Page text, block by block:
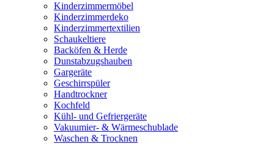
Kinderzimmermöbel
Kinderzimmerdeko
Kinderzimmertextilien
Schaukeltiere
Backöfen & Herde
Dunstabzugshauben
Gargeräte
Geschirrspüler
Handtrockner
Kochfeld
Kühl- und Gefriergeräte
Vakuumier- & Wärmeschublade
Waschen & Trocknen